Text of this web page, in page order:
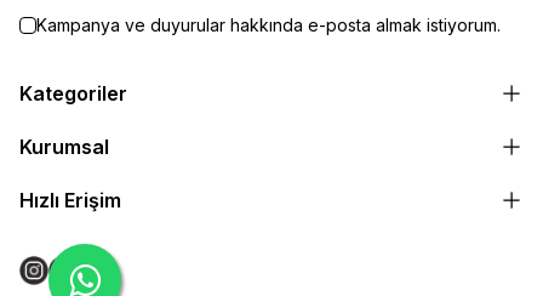
Kampanya ve duyurular hakkında e-posta almak istiyorum.
Kategoriler
Kurumsal
Hızlı Erişim